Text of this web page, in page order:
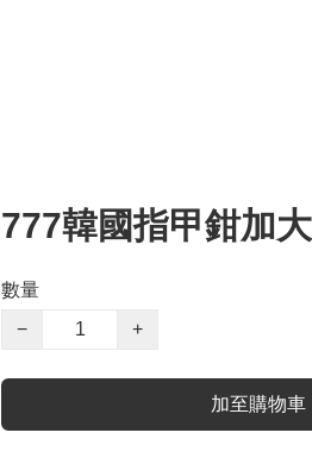
777韓國指甲鉗加
數量
−
+
加至購物車